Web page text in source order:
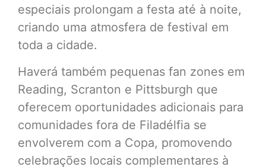
especiais prolongam a festa até à noite,
criando uma atmosfera de festival em
toda a cidade.
Haverá também pequenas fan zones em
Reading, Scranton e Pittsburgh que
oferecem oportunidades adicionais para
comunidades fora de Filadélfia se
envolverem com a Copa, promovendo
celebrações locais complementares à